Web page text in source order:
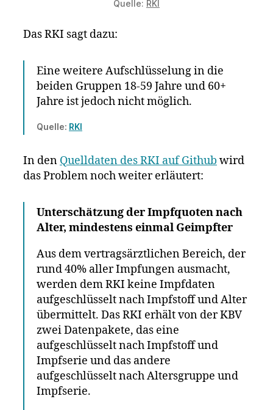
Quelle: RKI
Das RKI sagt dazu:
Eine weitere Aufschlüsselung in die
beiden Gruppen 18-59 Jahre und 60+
Jahre ist jedoch nicht möglich.
Quelle: RKI
In den Quelldaten des RKI auf Github wird
das Problem noch weiter erläutert:
Unterschätzung der Impfquoten nach
Alter, mindestens einmal Geimpfter
Aus dem vertragsärztlichen Bereich, der
rund 40% aller Impfungen ausmacht,
werden dem RKI keine Impfdaten
aufgeschlüsselt nach Impfstoff und Alter
übermittelt. Das RKI erhält von der KBV
zwei Datenpakete, das eine
aufgeschlüsselt nach Impfstoff und
Impfserie und das andere
aufgeschlüsselt nach Altersgruppe und
Impfserie.